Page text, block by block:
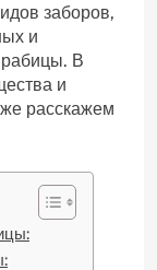
заборов,
и
рабицы. В
и
расскажем